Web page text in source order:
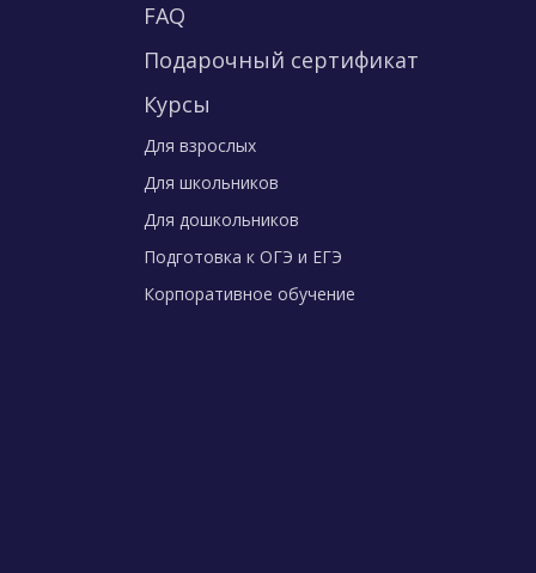
FAQ
Подарочный сертификат
Курсы
Для взрослых
Для школьников
Для дошкольников
Подготовка к ОГЭ и ЕГЭ
Корпоративное обучение